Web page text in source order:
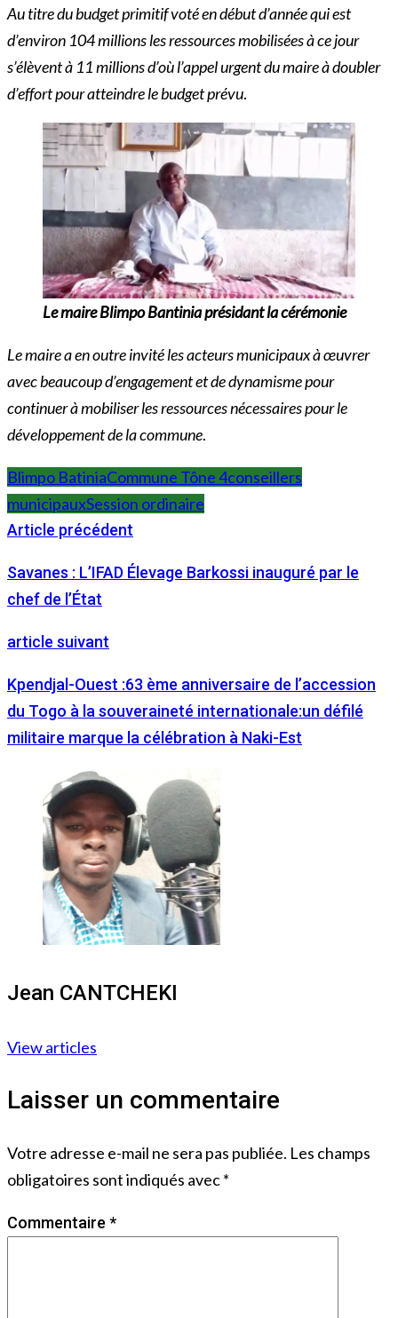
Au titre du budget primitif voté en début d’année qui est
d’environ 104 millions les ressources mobilisées à ce jour
s’élèvent à 11 millions d’où l’appel urgent du maire à doubler
d’effort pour atteindre le budget prévu.
Le maire Blimpo Bantinia présidant la cérémonie
Le maire a en outre invité les acteurs municipaux à œuvrer
avec beaucoup d’engagement et de dynamisme pour
continuer à mobiliser les ressources nécessaires pour le
développement de la commune.
Blimpo BatiniaCommune Tône 4conseillers
municipauxSession ordinaire
Article précédent
Savanes : L’IFAD Élevage Barkossi inauguré par le
chef de l’État
article suivant
Kpendjal-Ouest :63 ème anniversaire de l’accession
du Togo à la souveraineté internationale:un défilé
militaire marque la célébration à Naki-Est
Jean CANTCHEKI
View articles
Laisser un commentaire
Votre adresse e-mail ne sera pas publiée. Les champs
obligatoires sont indiqués avec*
Commentaire *